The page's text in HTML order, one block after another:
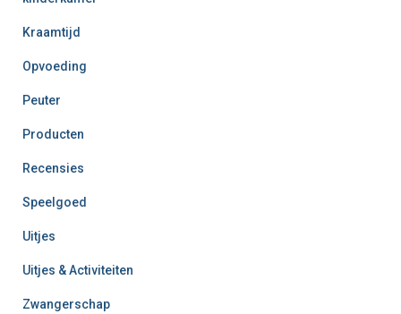
Kraamtijd
Opvoeding
Peuter
Producten
Recensies
Speelgoed
Uitjes
Uitjes & Activiteiten
Zwangerschap